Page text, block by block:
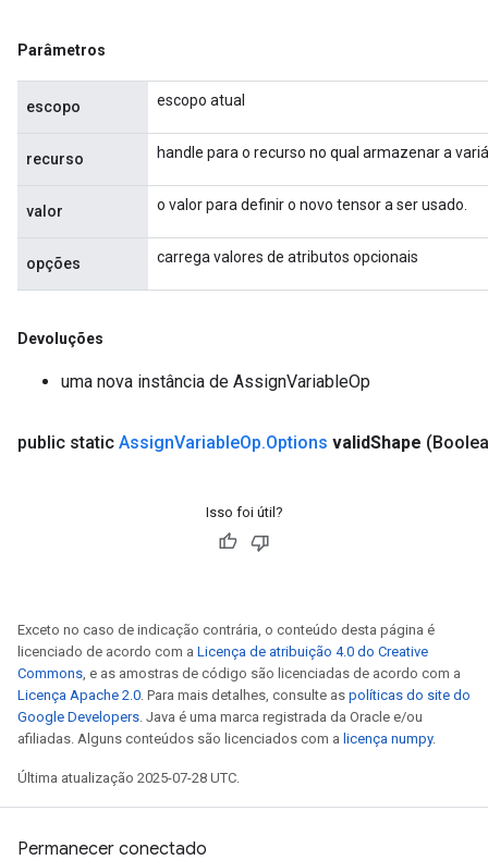
Parâmetros
escopo escopo atual
recurso handle para o recurso no qual armazenar a
valor o valor para definir o novo tensor a ser usado.
opções carrega valores de atributos opcionais
Devoluções
uma nova instância de AssignVariableOp
public static AssignVariableOp.Options validShape
Isso foi útil?
Exceto no caso de indicação contrária, o conteúdo desta página é
licenciado de acordo com a Licença de atribuição 4.0 do Creative
Commons, e as amostras de código são licenciadas de acordo com a
Licença Apache 2.0. Para mais detalhes, consulte as políticas do site do
Google Developers. Java é uma marca registrada da Oracle e/ou
afiliadas. Alguns conteúdos são licenciados com a licença numpy.
Última atualização 2025-07-28 UTC.
Permanecer conectado